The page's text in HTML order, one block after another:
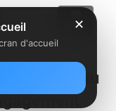
nouveau
✕
d'accueil